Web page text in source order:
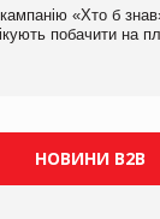
«Хто б
побачити на
«Хто б
побачити на
НОВИНИ B2B